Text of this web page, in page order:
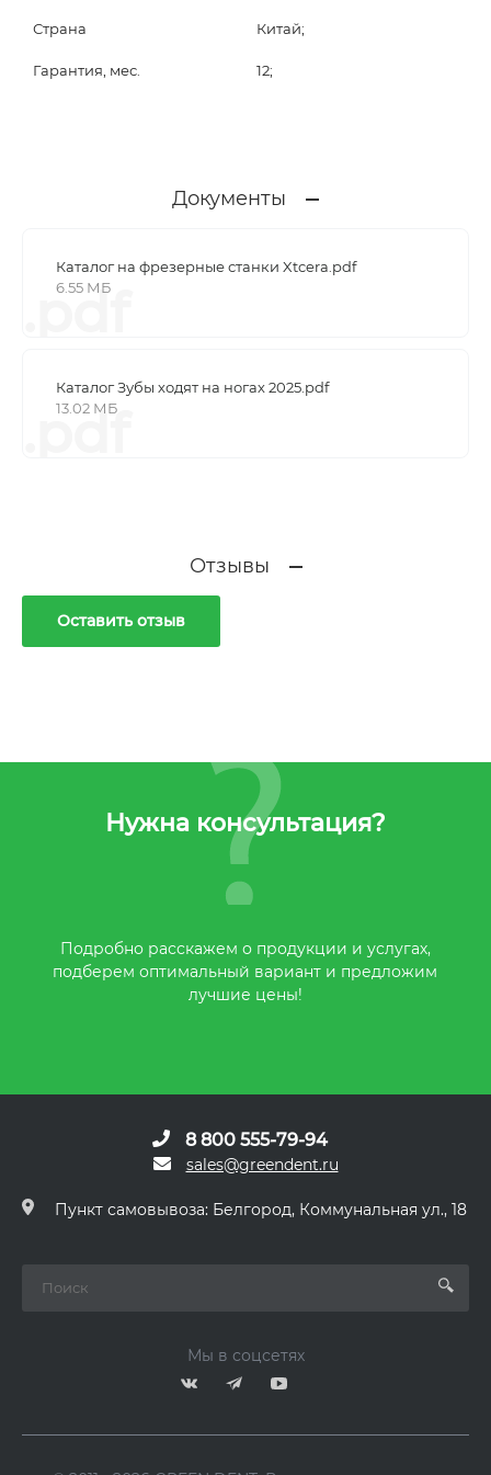
Страна Китай;
Гарантия, мес. 12;
Документы
Каталог на фрезерные станки Xtcera.pdf
6.55 МБ
.pdf
Каталог Зубы ходят на ногах 2025.pdf
13.02 МБ
.pdf
Отзывы
Оставить отзыв
Нужна консультация?
Подробно расскажем о продукции и услугах,
подберем оптимальный вариант и предложим
лучшие цены!
8 800 555-79-94
sales@greendent.ru
Пункт самовывоза: Белгород, Коммунальная ул., 18
Мы в соцсетях